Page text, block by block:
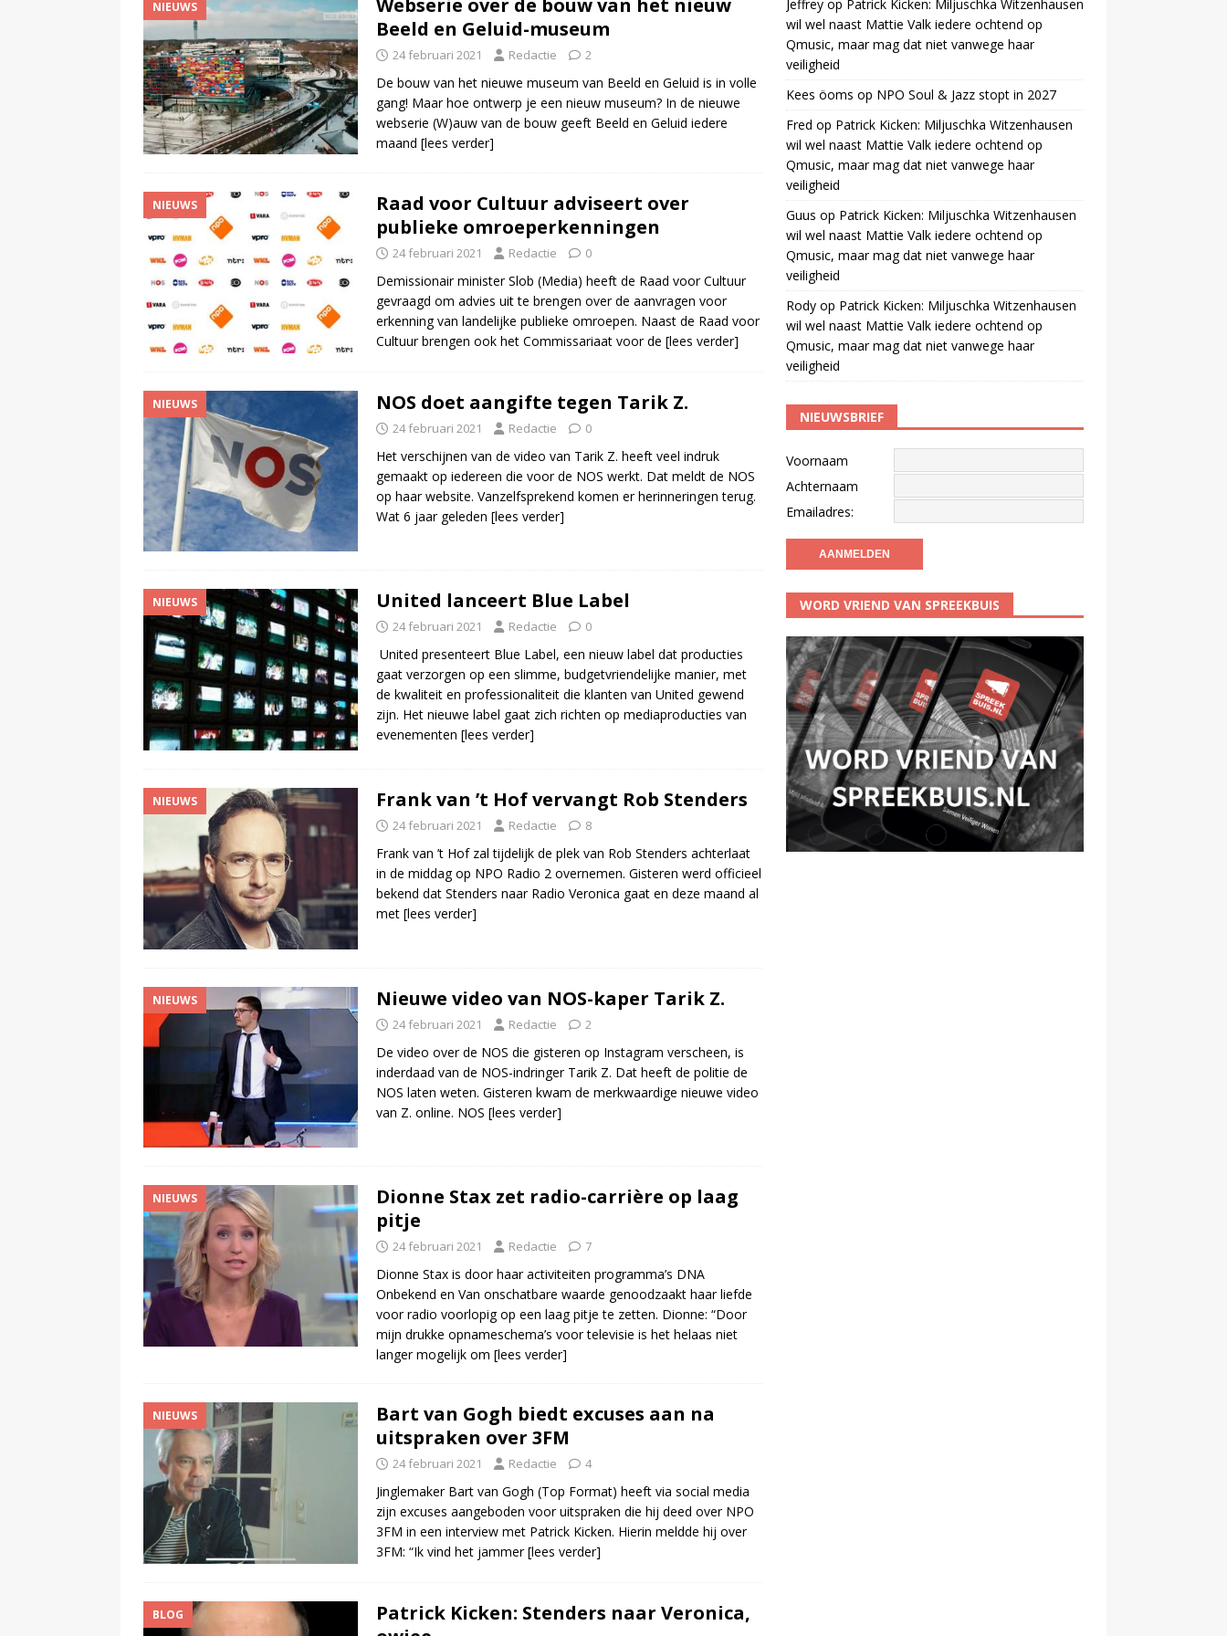
NIEUWS
Beeld en Geluid-museum
24 februari 2021 Redactie 2
De bouw van het nieuwe museum van Beeld en Geluid is in volle
gang! Maar hoe ontwerp je een nieuw museum? In de nieuwe
webserie (W)auw van de bouw geeft Beeld en Geluid iedere
maand [lees verder]
NIEUWS
Raad voor Cultuur adviseert over
publieke omroeperkenningen
24 februari 2021 Redactie 0
Demissionair minister Slob (Media) heeft de Raad voor Cultuur
gevraagd om advies uit te brengen over de aanvragen voor
erkenning van landelijke publieke omroepen. Naast de Raad voor
Cultuur brengen ook het Commissariaat voor de [lees verder]
NIEUWS NOS doet aangifte tegen Tarik Z.
24 februari 2021 Redactie 0
Het verschijnen van de video van Tarik Z. heeft veel indruk
gemaakt op iedereen die voor de NOS werkt. Dat meldt de NOS
op haar website. Vanzelfsprekend komen er herinneringen terug.
Wat 6 jaar geleden [lees verder]
NIEUWS United lanceert Blue Label
24 februari 2021 Redactie 0
United presenteert Blue Label, een nieuw label dat producties
gaat verzorgen op een slimme, budgetvriendelijke manier, met
de kwaliteit en professionaliteit die klanten van United gewend
zijn. Het nieuwe label gaat zich richten op mediaproducties van
evenementen [lees verder]
NIEUWS Frank van ’t Hof vervangt Rob Stenders
24 februari 2021 Redactie 8
Frank van ’t Hof zal tijdelijk de plek van Rob Stenders achterlaat
in de middag op NPO Radio 2 overnemen. Gisteren werd officieel
bekend dat Stenders naar Radio Veronica gaat en deze maand al
met [lees verder]
NIEUWS Nieuwe video van NOS-kaper Tarik Z.
24 februari 2021 Redactie 2
De video over de NOS die gisteren op Instagram verscheen, is
inderdaad van de NOS-indringer Tarik Z. Dat heeft de politie de
NOS laten weten. Gisteren kwam de merkwaardige nieuwe video
van Z. online. NOS [lees verder]
NIEUWS
Dionne Stax zet radio-carrière op laag
pitje
24 februari 2021 Redactie 7
Dionne Stax is door haar activiteiten programma’s DNA
Onbekend en Van onschatbare waarde genoodzaakt haar liefde
voor radio voorlopig op een laag pitje te zetten. Dionne: “Door
mijn drukke opnameschema’s voor televisie is het helaas niet
langer mogelijk om [lees verder]
NIEUWS
Bart van Gogh biedt excuses aan na
uitspraken over 3FM
24 februari 2021 Redactie 4
Jinglemaker Bart van Gogh (Top Format) heeft via social media
zijn excuses aangeboden voor uitspraken die hij deed over NPO
3FM in een interview met Patrick Kicken. Hierin meldde hij over
3FM: “Ik vind het jammer[lees verder]
BLOG
Patrick Kicken: Stenders naar Veronica,
Jeffreyop Patrick Kicken: Miljuschka Witzenhausen
wil wel naast Mattie Valk iedere ochtend op
Qmusic, maar mag dat niet vanwege haar
veiligheid
Kees öoms op NPO Soul & Jazz stopt in 2027
Fred op Patrick Kicken: Miljuschka Witzenhausen
wil wel naast Mattie Valk iedere ochtend op
Qmusic, maar mag dat niet vanwege haar
veiligheid
Guus op Patrick Kicken: Miljuschka Witzenhausen
wil wel naast Mattie Valk iedere ochtend op
Qmusic, maar mag dat niet vanwege haar
veiligheid
Rodyop Patrick Kicken: Miljuschka Witzenhausen
wil wel naast Mattie Valk iedere ochtend op
Qmusic, maar mag dat niet vanwege haar
veiligheid
NIEUWSBRIEF
Voornaam
Achternaam
Emailadres:
WORD VRIEND VAN SPREEKBUIS